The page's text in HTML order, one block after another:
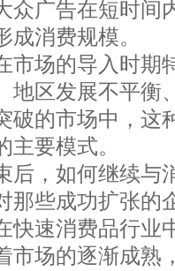
众广告在短时间
消费规模。
场的导入时期
地区发展不平衡
破的市场中，这
要模式。
，如何继续与
那些成功扩张的
快速消费品行业
市场的逐渐成熟